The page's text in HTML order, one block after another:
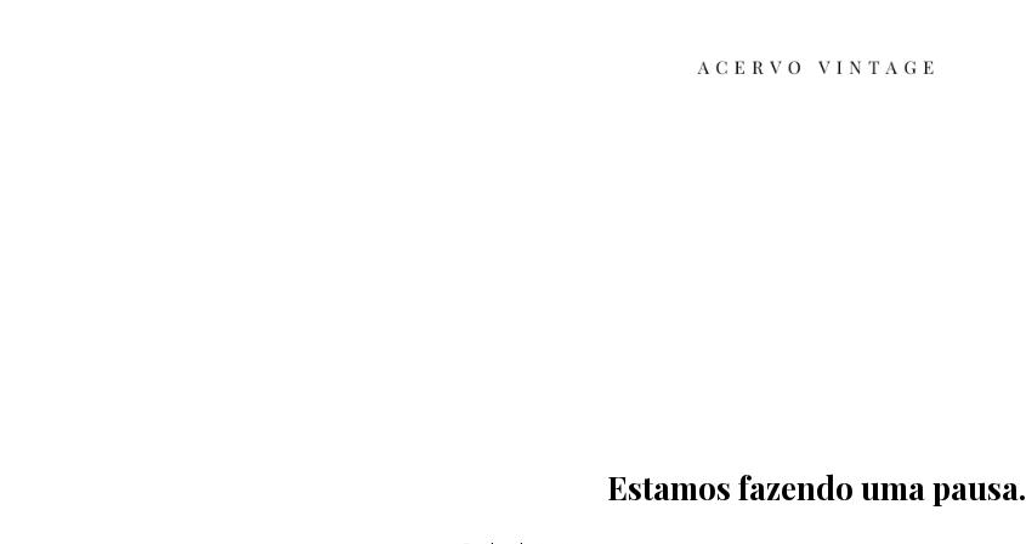
Estamos fazendo uma pausa.